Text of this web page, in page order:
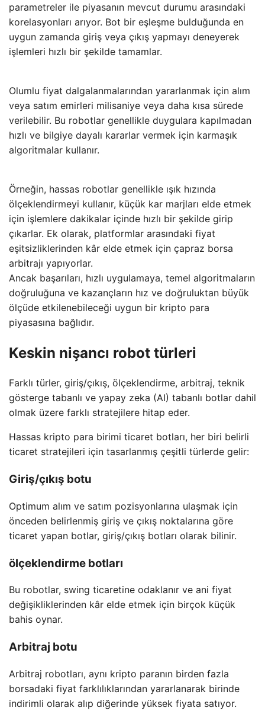
parametreler ile piyasanın mevcut durumu arasındaki
korelasyonları arıyor. Bot bir eşleşme bulduğunda en
uygun zamanda giriş veya çıkış yapmayı deneyerek
işlemleri hızlı bir şekilde tamamlar.
Olumlu fiyat dalgalanmalarından yararlanmak için alım
veya satım emirleri milisaniye veya daha kısa sürede
verilebilir. Bu robotlar genellikle duygulara kapılmadan
hızlı ve bilgiye dayalı kararlar vermek için karmaşık
algoritmalar kullanır.
Örneğin, hassas robotlar genellikle ışık hızında
ölçeklendirmeyi kullanır, küçük kar marjları elde etmek
için işlemlere dakikalar içinde hızlı bir şekilde girip
çıkarlar. Ek olarak, platformlar arasındaki fiyat
eşitsizliklerinden kâr elde etmek için çapraz borsa
arbitrajı yapıyorlar.
Ancak başarıları, hızlı uygulamaya, temel algoritmaların
doğruluğuna ve kazançların hız ve doğruluktan büyük
ölçüde etkilenebileceği uygun bir kripto para
piyasasına bağlıdır.
Keskin nişancı robot türleri
Farklı türler, giriş/çıkış, ölçeklendirme, arbitraj, teknik
gösterge tabanlı ve yapay zeka (AI) tabanlı botlar dahil
olmak üzere farklı stratejilere hitap eder.
Hassas kripto para birimi ticaret botları, her biri belirli
ticaret stratejileri için tasarlanmış çeşitli türlerde gelir:
Giriş/çıkış botu
Optimum alım ve satım pozisyonlarına ulaşmak için
önceden belirlenmiş giriş ve çıkış noktalarına göre
ticaret yapan botlar, giriş/çıkış botları olarak bilinir.
ölçeklendirme botları
Bu robotlar, swing ticaretine odaklanır ve ani fiyat
değişikliklerinden kâr elde etmek için birçok küçük
bahis oynar.
Arbitraj botu
Arbitraj robotları, aynı kripto paranın birden fazla
borsadaki fiyat farklılıklarından yararlanarak birinde
indirimli olarak alıp diğerinde yüksek fiyata satıyor.